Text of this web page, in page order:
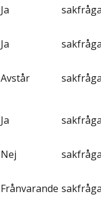
Ja
Ja
Avstår
Ja
Nej
Frånvarande